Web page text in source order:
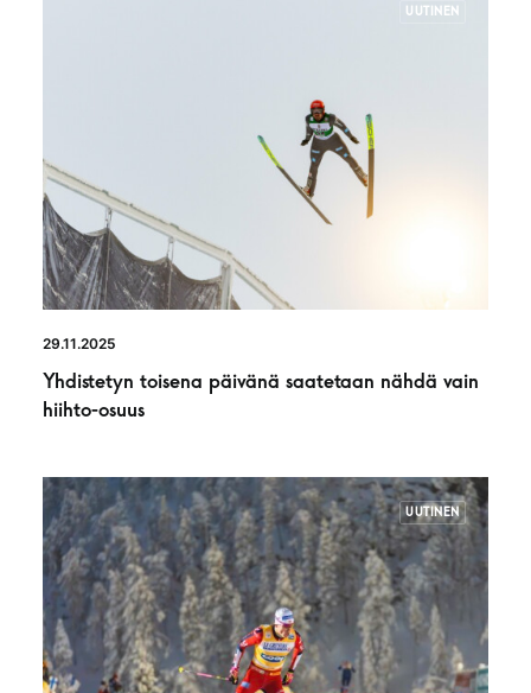
UUTINEN
29.11.2025
Yhdistetyn toisena päivänä saatetaan nähdä vain
hiihto-osuus
UUTINEN